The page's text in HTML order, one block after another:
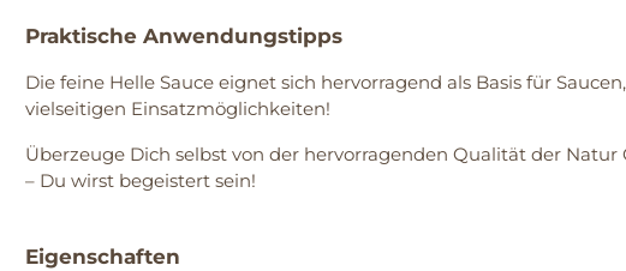
Praktische Anwendungstipps
Die feine Helle Sauce eignet sich hervorragend als Basis für
vielseitigen Einsatzmöglichkeiten!
Überzeuge Dich selbst von der hervorragenden Qualität der
– Du wirst begeistert sein!
Eigenschaften